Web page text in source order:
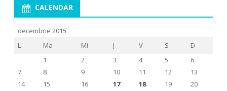
CALENDAR
decembrie 2015
L
Ma Mi J V S
D
1
2 3 4 5
6
7
8 9 10 11 12
13
14
15 16 17 18 19
20